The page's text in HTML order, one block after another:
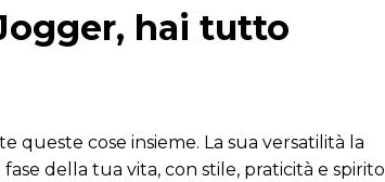
hai tutto
cose insieme. La sua versatilità la
della tua vita, con stile, praticità e spirito